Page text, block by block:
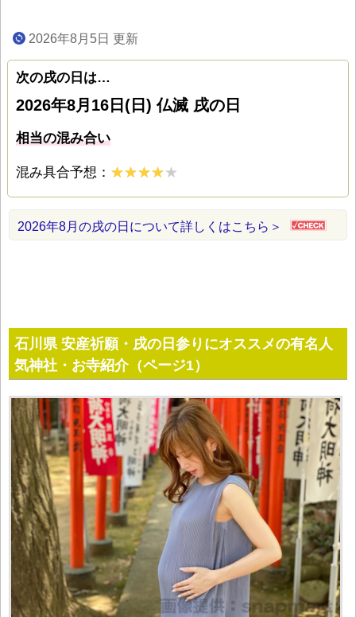
2026年8月5日 更新
次の戌の日は…
2026年8月16日(日) 仏滅 戌の日
相当の混み合い
混み具合予想：
2026年8月の戌の日について詳しくはこちら＞
石川県 安産祈願・戌の日参りにオススメの有名人
気神社・お寺紹介（ページ1）